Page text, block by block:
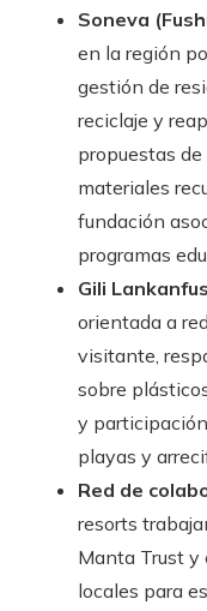
Soneva
en la región
gestión de
reciclaje y
propuestas
materiales
fundación
programas
Gili
orientada a
visitante,
sobre
y
playas y
Red de
resorts
Manta Trust
locales para